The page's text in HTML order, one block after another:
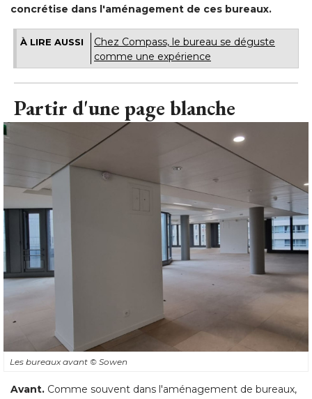
concrétise dans l'aménagement de ces bureaux.
À LIRE AUSSI
Chez Compass, le bureau se déguste
comme une expérience
Partir d'une page blanche
Les bureaux avant © Sowen
Avant. Comme souvent dans l'aménagement de bureaux,